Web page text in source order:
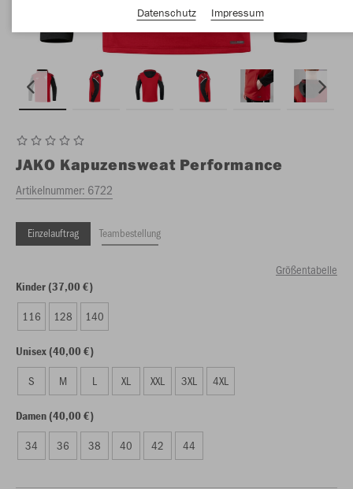
JAKO Kapuzensweat Performance
Artikelnummer: 6722
Einzelauftrag Teambestellung
Größentabelle
Kinder (37,00 €)
116 128 140
Unisex (40,00 €)
S M L XL XXL 3XL 4XL
Damen (40,00 €)
34 36 38 40 42 44
Datenschutz
Impressum